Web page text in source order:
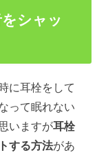
シャッ
に耳栓をして
って眠れない
いますが耳栓
する方法があ